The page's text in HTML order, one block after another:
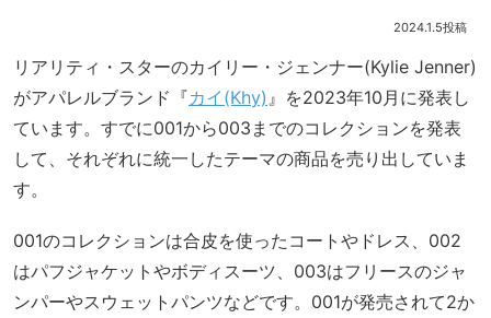
2024.1.5
リアリティ・スターのカイリー・ジェンナー(Kylie Jenner)
がアパレルブランド『カイ(Khy) 』を2023年10月に発表し
ています。すでに001から003までのコレクションを発表
して、それぞれに統一したテーマの商品を売り出していま
す。
001のコレクションは合皮を使ったコートやドレス、002
はパフジャケットやボディスーツ、003はフリースのジャ
ンパーやスウェットパンツなどです。001が発売されて2か